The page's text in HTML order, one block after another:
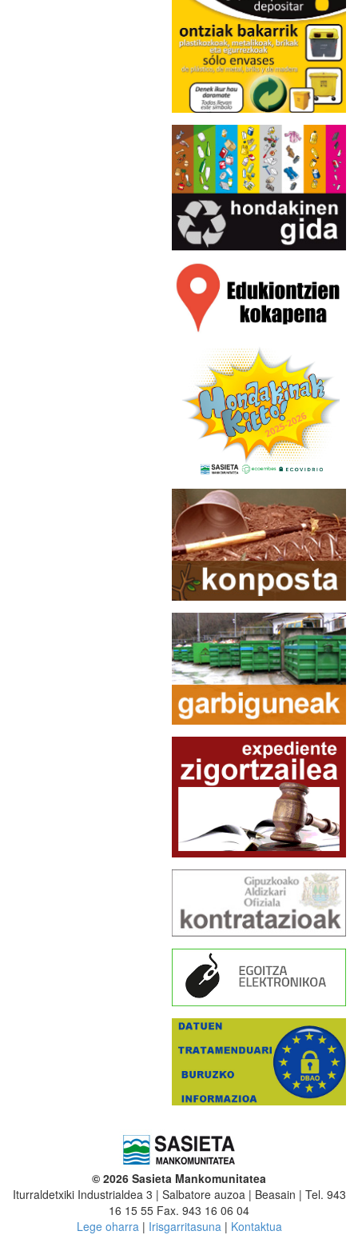
© 2026 Sasieta Mankomunitatea
Iturraldetxiki Industrialdea 3 | Salbatore auzoa | Beasain | Tel. 943
16 15 55 Fax. 943 16 06 04
Lege oharra | Irisgarritasuna | Kontaktua